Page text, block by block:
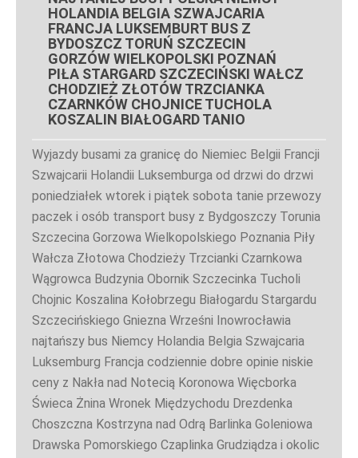
HOLANDIA BELGIA SZWAJCARIA
FRANCJA LUKSEMBURT BUS Z
BYDOSZCZ TORUŃ SZCZECIN
GORZÓW WIELKOPOLSKI POZNAŃ
PIŁA STARGARD SZCZECIŃSKI WAŁCZ
CHODZIEŻ ZŁOTÓW TRZCIANKA
CZARNKÓW CHOJNICE TUCHOLA
KOSZALIN BIAŁOGARD TANIO
Wyjazdy busami za granicę do Niemiec Belgii Francji
Szwajcarii Holandii Luksemburga od drzwi do drzwi
poniedziałek wtorek i piątek sobota tanie przewozy
paczek i osób transport busy z Bydgoszczy Torunia
Szczecina Gorzowa Wielkopolskiego Poznania Piły
Wałcza Złotowa Chodzieży Trzcianki Czarnkowa
Wągrowca Budzynia Obornik Szczecinka Tucholi
Chojnic Koszalina Kołobrzegu Białogardu Stargardu
Szczecińskiego Gniezna Wrześni Inowrocławia
najtańszy bus Niemcy Holandia Belgia Szwajcaria
Luksemburg Francja codziennie dobre opinie niskie
ceny z Nakła nad Notecią Koronowa Więcborka
Świeca Żnina Wronek Międzychodu Drezdenka
Choszczna Kostrzyna nad Odrą Barlinka Goleniowa
Drawska Pomorskiego Czaplinka Grudziądza i okolic